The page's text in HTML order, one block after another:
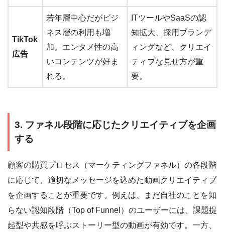
TikTok
広告
若年層中心だがビジ
ネス層の利用も増
加。エンタメ性の高
いコンテンツが好ま
れる。
ITツールやSaaSの認
知拡大、採用ブランデ
ィングなど、クリエイ
ティブな見せ方が重
要。
3. ファネル段階に応じたクリエイティブを企画
する
顧客の購買プロセス（マーケティングファネル）の各段階
に応じて、適切なメッセージを込めた動画クリエイティブ
を企画することが重要です。例えば、まだ自社のことを知
らない認知段階（Top of Funnel）のユーザーには、課題提
起型や共感を呼ぶストーリー型の動画が有効です。一方、